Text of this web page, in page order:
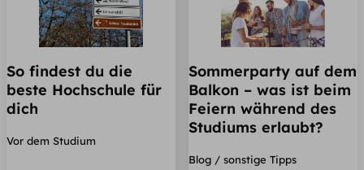
So findest du die
beste Hochschule für
dich
Vor dem Studium
Sommerparty auf dem
Balkon – was ist beim
Feiern während des
Studiums erlaubt?
Blog / sonstige Tipps